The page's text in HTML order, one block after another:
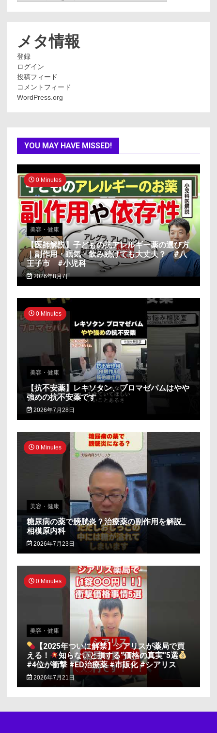
メタ情報
登録
ログイン
投稿フィード
コメントフィード
WordPress.org
YOU MAY HAVE MISSED!
0 Minutes
美容・健康
【医師解説】子どもの抗アレルギー薬の選び方
｜副作用・眠気・飲み続けても大丈夫？ #八
王子市 #小児科
2026年8月7日
0 Minutes
美容・健康
【抗不安薬】レキソタン、ブロマゼパムはやや
強めの抗不安薬です
2026年7月28日
0 Minutes
美容・健康
糖尿病の薬で膀胱炎？治療薬の副作用を解説_
相模原内科
2026年7月23日
0 Minutes
美容・健康
【2025年ついに解禁】シアリスが薬局で買
える！
知らないと損する“価格の真実”5選
#4位が衝撃 #ED治療薬 #市販化 #シアリス
2026年7月21日